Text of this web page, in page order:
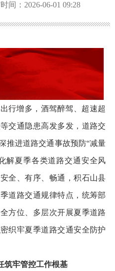
间：2026-06-01 09:28
行增多，酒驾醉驾、超速超
交通隐患高发多发，道路交
推进道路交通事故预防“减量
解夏季各类道路交通安全风
全、有序、畅通，积石山县
道路交通规律特点，统筹部
方位、多层次开展夏季道路
织牢夏季道路交通安全防护
筑牢管控工作根基